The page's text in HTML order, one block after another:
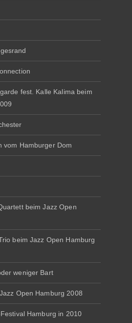
fest. Kalle Kalima beim
vom Hamburger Dom
beim Jazz Open
beim Jazz Open Hamburg
weniger Bart
Open Hamburg 2008
Hamburg in 2010